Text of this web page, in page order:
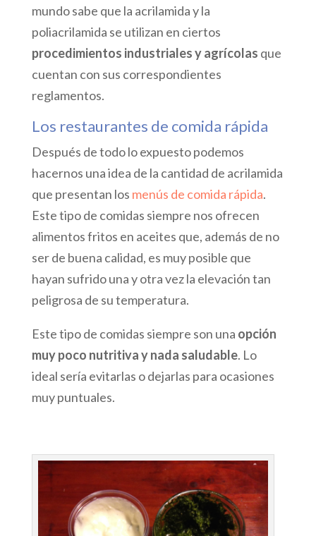
mundo sabe que la acrilamida y la
poliacrilamida se utilizan en ciertos
procedimientos industriales y agrícolas que
cuentan con sus correspondientes
reglamentos.
Los restaurantes de comida rápida
Después de todo lo expuesto podemos
hacernos una idea de la cantidad de acrilamida
que presentan los menús de comida rápida.
Este tipo de comidas siempre nos ofrecen
alimentos fritos en aceites que, además de no
ser de buena calidad, es muy posible que
hayan sufrido una y otra vez la elevación tan
peligrosa de su temperatura.
Este tipo de comidas siempre son una opción
muy poco nutritiva y nada saludable. Lo
ideal sería evitarlas o dejarlas para ocasiones
muy puntuales.